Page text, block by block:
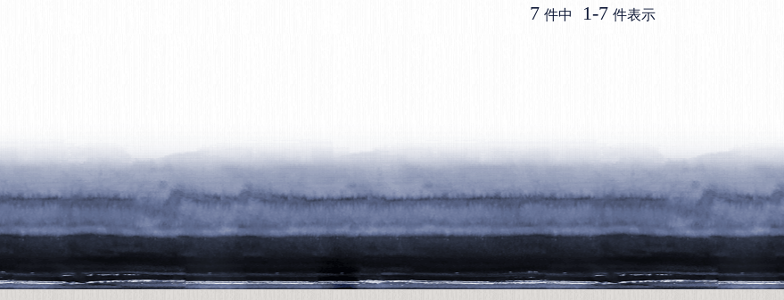
7 件中 1-7 件表示